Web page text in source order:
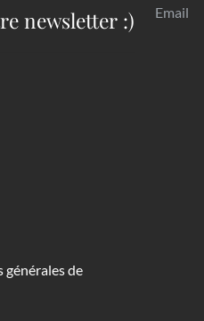
newsletter :) Email
de